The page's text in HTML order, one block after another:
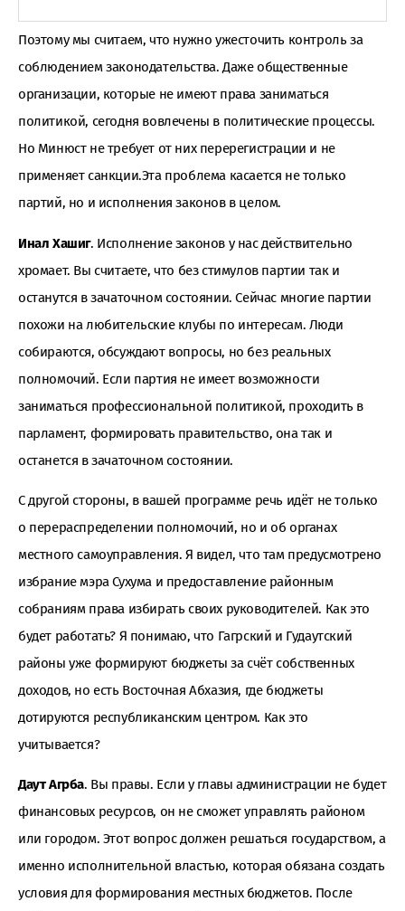
Поэтому мы считаем, что нужно ужесточить контроль за
соблюдением законодательства. Даже общественные
организации, которые не имеют права заниматься
политикой, сегодня вовлечены в политические процессы.
Но Минюст не требует от них перерегистрации и не
применяет санкции.Эта проблема касается не только
партий, но и исполнения законов в целом.
Инал Хашиг. Исполнение законов у нас действительно
хромает. Вы считаете, что без стимулов партии так и
останутся в зачаточном состоянии. Сейчас многие партии
похожи на любительские клубы по интересам. Люди
собираются, обсуждают вопросы, но без реальных
полномочий. Если партия не имеет возможности
заниматься профессиональной политикой, проходить в
парламент, формировать правительство, она так и
останется в зачаточном состоянии.
С другой стороны, в вашей программе речь идёт не только
о перераспределении полномочий, но и об органах
местного самоуправления. Я видел, что там предусмотрено
избрание мэра Сухума и предоставление районным
собраниям права избирать своих руководителей. Как это
будет работать? Я понимаю, что Гагрский и Гудаутский
районы уже формируют бюджеты за счёт собственных
доходов, но есть Восточная Абхазия, где бюджеты
дотируются республиканским центром. Как это
учитывается?
Даут Агрба. Вы правы. Если у главы администрации не будет
финансовых ресурсов, он не сможет управлять районом
или городом. Этот вопрос должен решаться государством, а
именно исполнительной властью, которая обязана создать
условия для формирования местных бюджетов. После